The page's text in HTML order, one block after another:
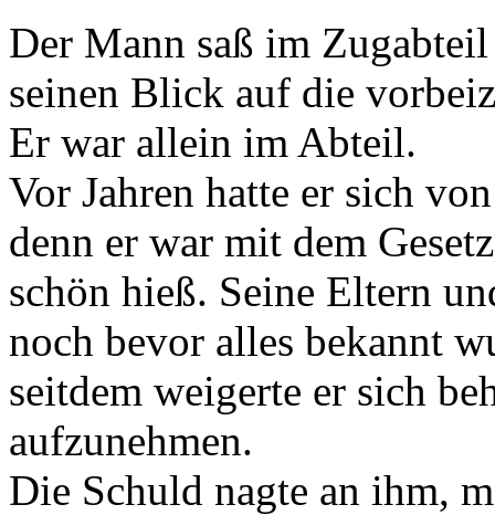
Der Mann saß im
seinen Blick auf die
Er war allein im Abteil.
Vor Jahren hatte er sich
denn er war mit dem
schön hieß. Seine Eltern
noch bevor alles bekannt
seitdem weigerte er sich
aufzunehmen.
Die Schuld nagte an ihm,